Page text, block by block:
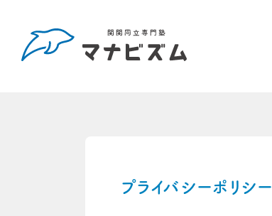
プライバシーポリシー